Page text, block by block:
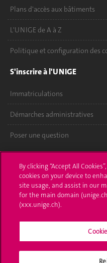
Plans d'accès aux bâtiments
L'UNIGE de A à Z
Politique et configuration des
S'inscrire à l'UNIGE
Immatriculations
Démarches administratives
Poser une question
UNIGE Mobile
Médias
Offres d'emploi
Bibliothèque
By clicking “Accept All
cookies on your device to
site usage, and assist in our
for the main domain
(xxx.unige.ch).